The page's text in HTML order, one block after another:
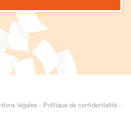
légales - Politique de confidentialité-